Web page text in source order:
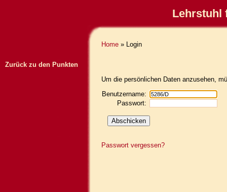
Lehrstuhl
Zurück zu den Punkten
Home » Login
Um die persönlichen Daten anzusehen,
Benutzername:
Passwort:
Passwort vergessen?